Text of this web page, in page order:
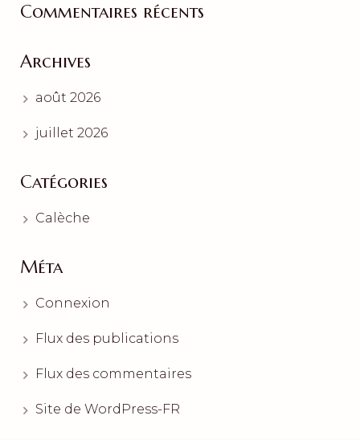
Commentaires récents
Archives
août 2026
juillet 2026
Catégories
Calèche
Méta
Connexion
Flux des publications
Flux des commentaires
Site de WordPress-FR